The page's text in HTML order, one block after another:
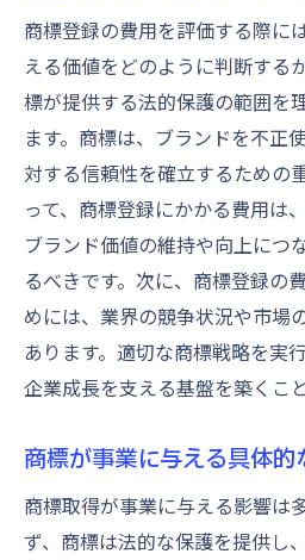
商標登録の費用を評価する際に
える価値をどのように判断する
標が提供する法的保護の範囲を
ます。商標は、ブランドを不正
対する信頼性を確立するための
って、商標登録にかかる費用は
ブランド価値の維持や向上につ
るべきです。次に、商標登録の
めには、業界の競争状況や市場
あります。適切な商標戦略を実
企業成長を支える基盤を築くこ
商標が事業に与える具体的
商標取得が事業に与える影響は
ず、商標は法的な保護を提供し